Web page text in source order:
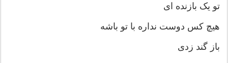
تو یک بازنده ای
هیچ کس دوست نداره با تو باشه
باز گند زدی